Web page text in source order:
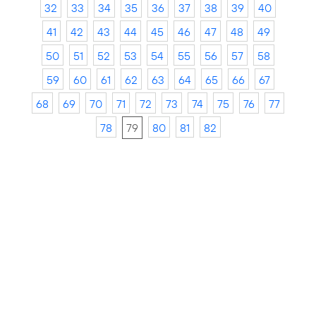
32
33 34 35 36 37 38 39
40
41
42 43 44 45 46 47 48
49
50
51 52 53 54 55 56 57
58
59
60 61 62 63 64 65 66
67
68
69 70 71 72 73 74 75 76
77
78
79 80 81 82